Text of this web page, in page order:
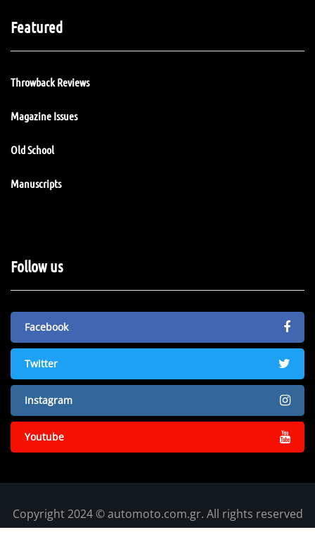
Featured
Throwback Reviews
Magazine Issues
Old School
Manuscripts
Follow us
Facebook
Twitter
Instagram
Youtube
Copyright 2024 © automoto.com.gr. All rights reserved